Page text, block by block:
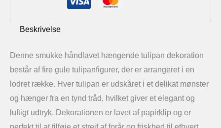
papirklip
Beskrivelse
Denne smukke håndlavet hængende tulipan dekoration
består af fire gule tulipanfigurer, der er arrangeret i en
lodret række. Hver tulipan er udskåret i et delikat mønster
og hænger fra en tynd tråd, hvilket giver et elegant og
luftigt udtryk. Dekorationen er lavet af papirklip og er